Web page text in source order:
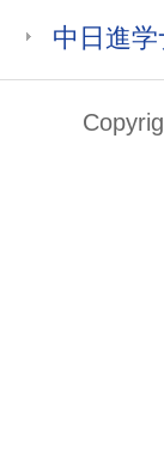
中日進